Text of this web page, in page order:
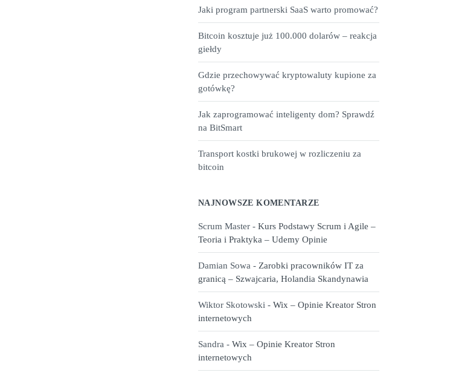
Jaki program partnerski SaaS warto promować?
Bitcoin kosztuje już 100.000 dolarów – reakcja
giełdy
Gdzie przechowywać kryptowaluty kupione za
gotówkę?
Jak zaprogramować inteligenty dom? Sprawdź
na BitSmart
Transport kostki brukowej w rozliczeniu za
bitcoin
NAJNOWSZE KOMENTARZE
Scrum Master - Kurs Podstawy Scrum i Agile –
Teoria i Praktyka – Udemy Opinie
Damian Sowa - Zarobki pracowników IT za
granicą – Szwajcaria, Holandia Skandynawia
Wiktor Skotowski - Wix – Opinie Kreator Stron
internetowych
Sandra - Wix – Opinie Kreator Stron
internetowych